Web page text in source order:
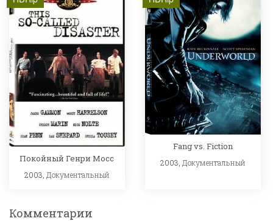
Покойный Генри Мосс
2003, Документальный
Fang vs. Fiction
2003, Документальный
Комментарии